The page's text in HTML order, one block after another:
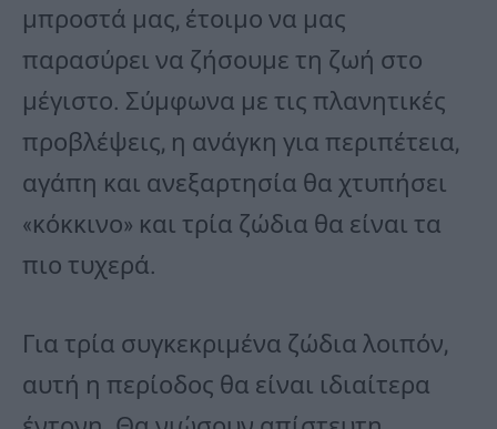
μπροστά μας, έτοιμο να μας
παρασύρει να ζήσουμε τη ζωή στο
μέγιστο. Σύμφωνα με τις πλανητικές
προβλέψεις, η ανάγκη για περιπέτεια,
αγάπη και ανεξαρτησία θα χτυπήσει
«κόκκινο» και τρία ζώδια θα είναι τα
πιο τυχερά.
Για τρία συγκεκριμένα ζώδια λοιπόν,
αυτή η περίοδος θα είναι ιδιαίτερα